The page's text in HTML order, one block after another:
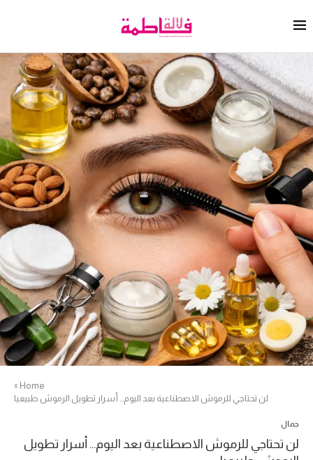
Home
»
لن تحتاجي للرموش الاصطناعية بعد اليوم… أسرار تطويل الرموش طبيعيا
جمال
لن تحتاجي للرموش الاصطناعية بعد اليوم… أسرار تطويل